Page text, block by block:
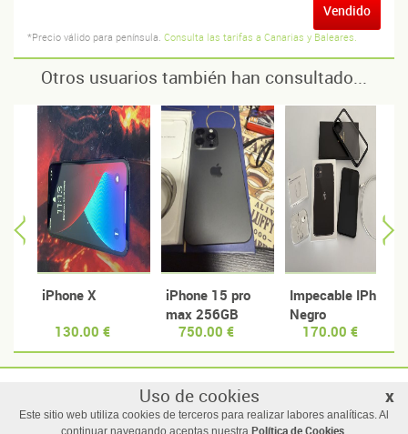
Vendido
*Precio válido para península. Consulta las tarifas a Canarias y Baleares.
Otros usuarios también han consultado...
iPhone X
130.00 €
iPhone 15 pro
max 256GB
Titanio negro
750.00 €
Impecable IPhone
Negro
170.00 €
© Manzanas usadas
Todos los derechos reservados |Términos y condiciones de uso
Uso de cookies x
Este sitio web utiliza cookies de terceros para realizar labores analíticas. Al
continuar navegando aceptas nuestra Política de Cookies